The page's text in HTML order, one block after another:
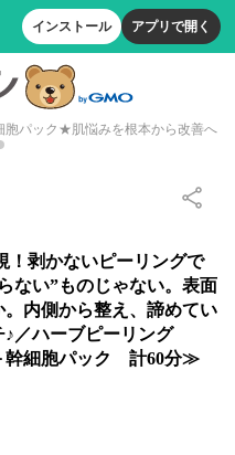
インストール アプリで開く
胞パック★肌悩みを根本から改善へ
！剥かないピーリングで
ない”ものじゃない。表面
内側から整え、諦めてい
／ハーブピーリング
幹細胞パック 計60分≫